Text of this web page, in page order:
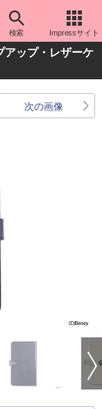
検索 Impressサイト
アップ・レザーケ
次の画像